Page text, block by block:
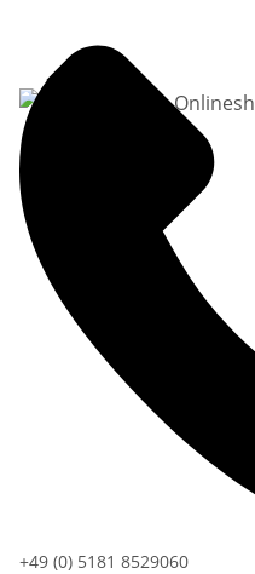
+49 (0) 5181 8529060